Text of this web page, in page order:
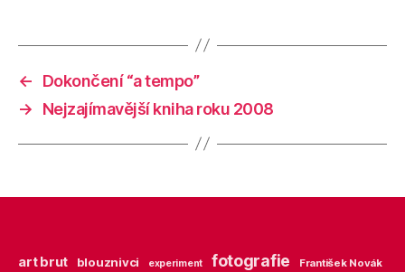
←
Dokončení “a tempo”
→
Nejzajímavější kniha roku 2008
art brut blouznivci experiment fotografie František Novák